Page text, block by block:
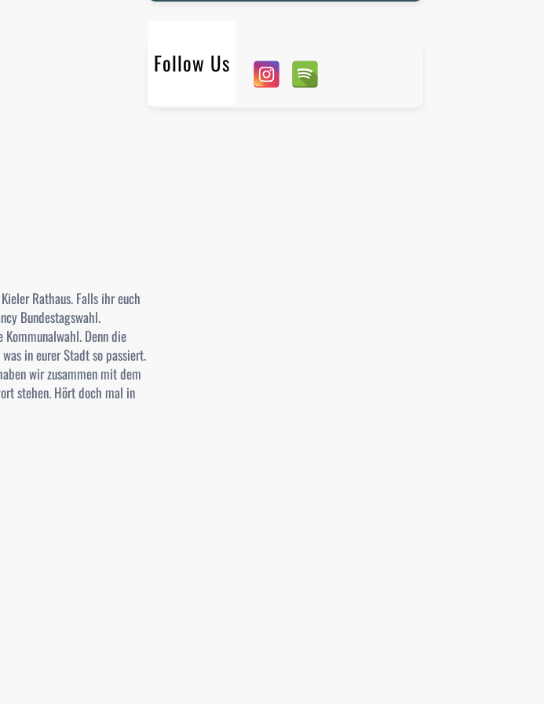
Rathaus. Falls ihr euch
Bundestagswahl.
Denn die
in eurer Stadt so passiert.
wir zusammen mit dem
stehen. Hört doch mal in
Follow Us